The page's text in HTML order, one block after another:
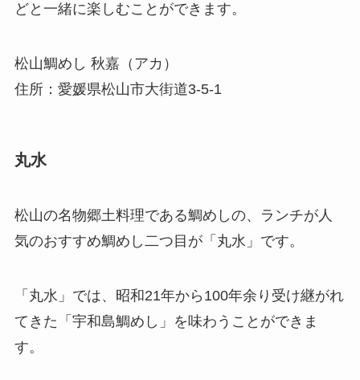
どと一緒に楽しむことができます。
松山鯛めし 秋嘉（アカ）
住所：愛媛県松山市大街道3-5-1
丸水
松山の名物郷土料理である鯛めしの、ランチが人
気のおすすめ鯛めし二つ目が「丸水」です。
「丸水」では、昭和21年から100年余り受け継がれ
てきた「宇和島鯛めし」を味わうことができま
す。